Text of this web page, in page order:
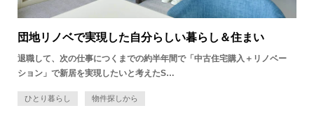
団地リノベで実現した自分らしい暮らし＆住まい
退職して、次の仕事につくまでの約半年間で「中古住宅購入＋リノベー
ション」で新居を実現したいと考えたS…
ひとり暮らし 物件探しから